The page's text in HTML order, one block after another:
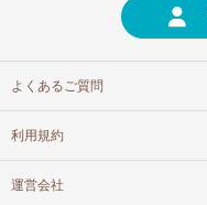
よくあるご質問
利用規約
運営会社